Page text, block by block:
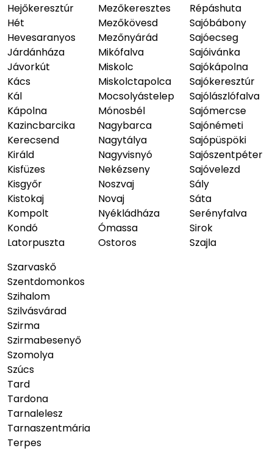
Hejőkeresztúr
Hét
Hevesaranyos
Járdánháza
Jávorkút
Kács
Kál
Kápolna
Kazincbarcika
Kerecsend
Királd
Kisfüzes
Kisgyőr
Kistokaj
Kompolt
Kondó
Latorpuszta
Mezőkeresztes
Mezőkövesd
Mezőnyárád
Mikófalva
Miskolc
Miskolctapolca
Mocsolyástelep
Mónosbél
Nagybarca
Nagytálya
Nagyvisnyó
Nekézseny
Noszvaj
Novaj
Nyékládháza
Ómassa
Ostoros
Répáshuta
Sajóbábony
Sajóecseg
Sajóivánka
Sajókápolna
Sajókeresztúr
Sajólászlófalva
Sajómercse
Sajónémeti
Sajópüspöki
Sajószentpéter
Sajóvelezd
Sály
Sáta
Serényfalva
Sirok
Szajla
Szarvaskő
Szentdomonkos
Szihalom
Szilvásvárad
Szirma
Szirmabesenyő
Szomolya
Szúcs
Tard
Tardona
Tarnalelesz
Tarnaszentmária
Terpes